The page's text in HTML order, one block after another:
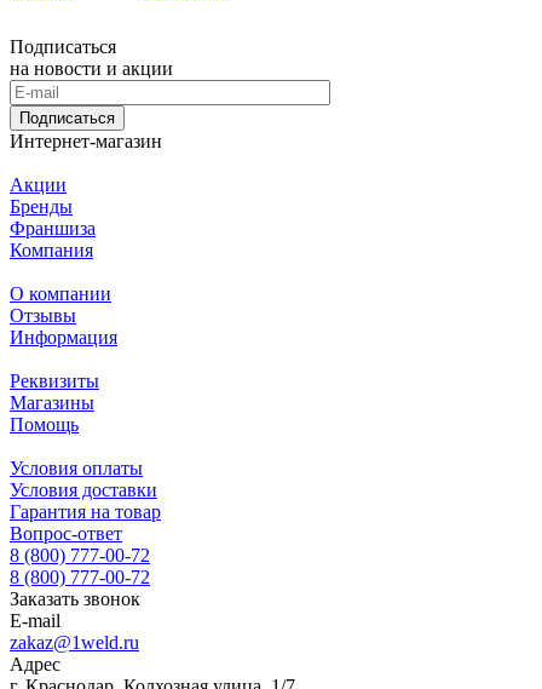
Подписаться
на новости и акции
Подписаться
Интернет-магазин
Акции
Бренды
Франшиза
Компания
О компании
Отзывы
Информация
Реквизиты
Магазины
Помощь
Условия оплаты
Условия доставки
Гарантия на товар
Вопрос-ответ
8 (800) 777-00-72
8 (800) 777-00-72
Заказать звонок
E-mail
zakaz@1weld.ru
Адрес